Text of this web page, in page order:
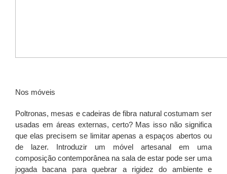
Nos móveis
Poltronas, mesas e cadeiras de fibra natural costumam ser
usadas em áreas externas, certo? Mas isso não significa
que elas precisem se limitar apenas a espaços abertos ou
de lazer. Introduzir um móvel artesanal em uma
composição contemporânea na sala de estar pode ser uma
jogada bacana para quebrar a rigidez do ambiente e